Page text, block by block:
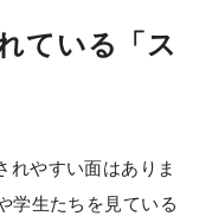
ている「ス
やすい面はありま
学生たちを見ている